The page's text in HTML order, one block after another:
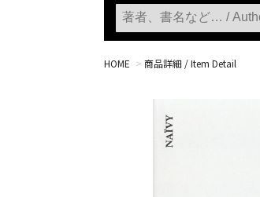
Photobooks
Fashion
Art
Literature & Humanities
Japanese Culture
New Books
SALE
HOME > 商品詳細 / Item Detail